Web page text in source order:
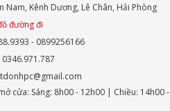
Nam, Kênh Dương, Lê Chân, Hải Phòng
đường đi
- 0899256166
cửa: Sáng: 8h00 - 12h00 | Chiều: 14h00 -